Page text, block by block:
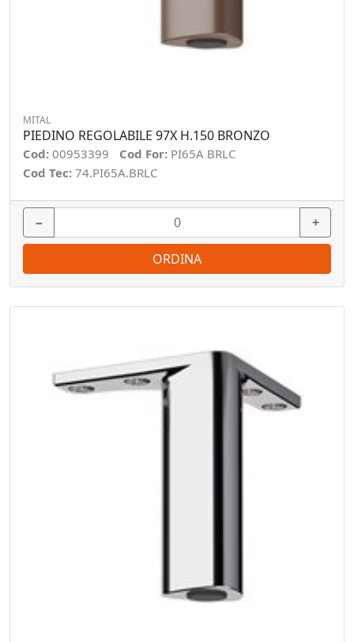
MITAL
PIEDINO REGOLABILE 97X H.150 BRONZO
Cod: 00953399 Cod For: PI65A BRLC
Cod Tec: 74.PI65A.BRLC
− +
ORDINA